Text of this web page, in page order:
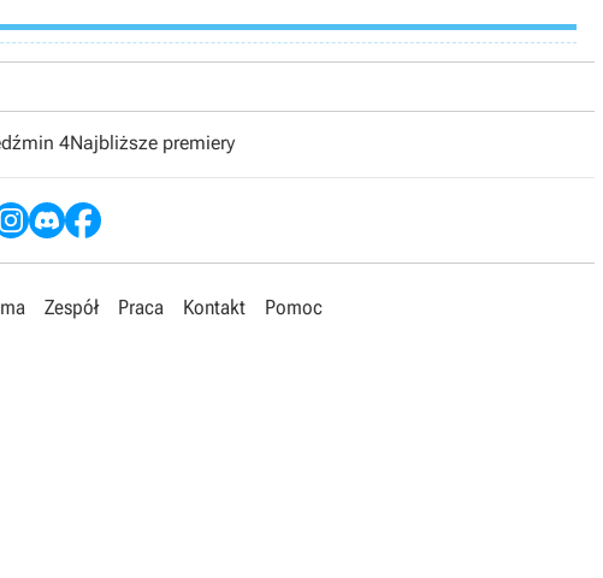
4Najbliższe premiery
Zespół Praca Kontakt Pomoc